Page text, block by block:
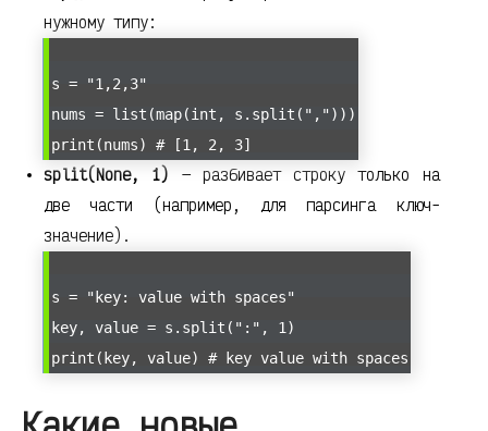
нужному типу:
s = "1,2,3"
nums = list(map(int, s.split(",")))
print(nums) # [1, 2, 3]
split(None, 1) — разбивает строку только на
две части (например, для парсинга ключ-
значение).
s = "key: value with spaces"
key, value = s.split(":", 1)
print(key, value) # key value with spaces